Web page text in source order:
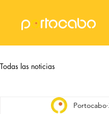
Todas las noticias
Portocabo